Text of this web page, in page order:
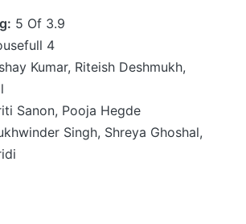
5 Of 3.9
4
Kumar, Riteish Deshmukh,
Sanon, Pooja Hegde
Singh, Shreya Ghoshal,